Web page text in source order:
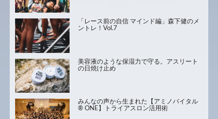
「レース前の自信 マインド編」森下健のメ
ントレ！Vol.7
美容液のような保湿力で守る。アスリート
の日焼け止め
みんなの声から生まれた【アミノバイタル
® ONE】トライアスロン活用術